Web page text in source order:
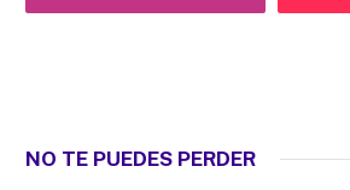
NO TE PUEDES PERDER